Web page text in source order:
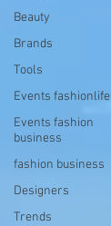
Beauty
Brands
Tools
Events fashionlife
Events fashion
business
fashion business
Designers
Trends